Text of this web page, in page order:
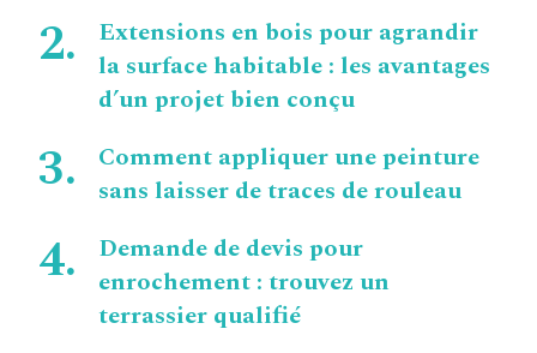
Extensions en bois pour agrandir
la surface habitable : les avantages
d’un projet bien conçu
Comment appliquer une peinture
sans laisser de traces de rouleau
Demande de devis pour
enrochement : trouvez un
terrassier qualifié